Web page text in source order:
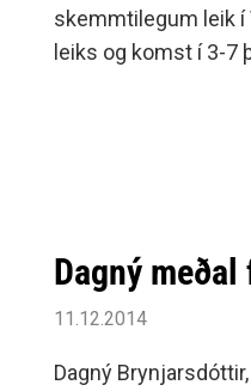
skemmtilegum leik í
leiks og komst í 3-7
Dagný
11.12.2014
Dagný